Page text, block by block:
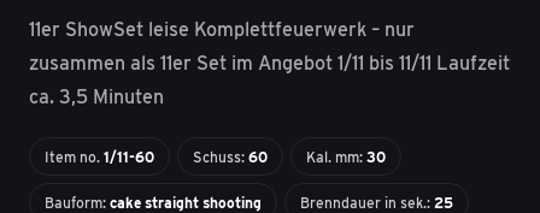
11er ShowSet leise Komplettfeuerwerk – nur
zusammen als 11er Set im Angebot 1/11 bis 11/11 Laufzeit
ca. 3,5 Minuten
Item no. 1/11-60 Schuss: 60 Kal. mm: 30
Bauform: cake straight shooting Brenndauer in sek.: 25